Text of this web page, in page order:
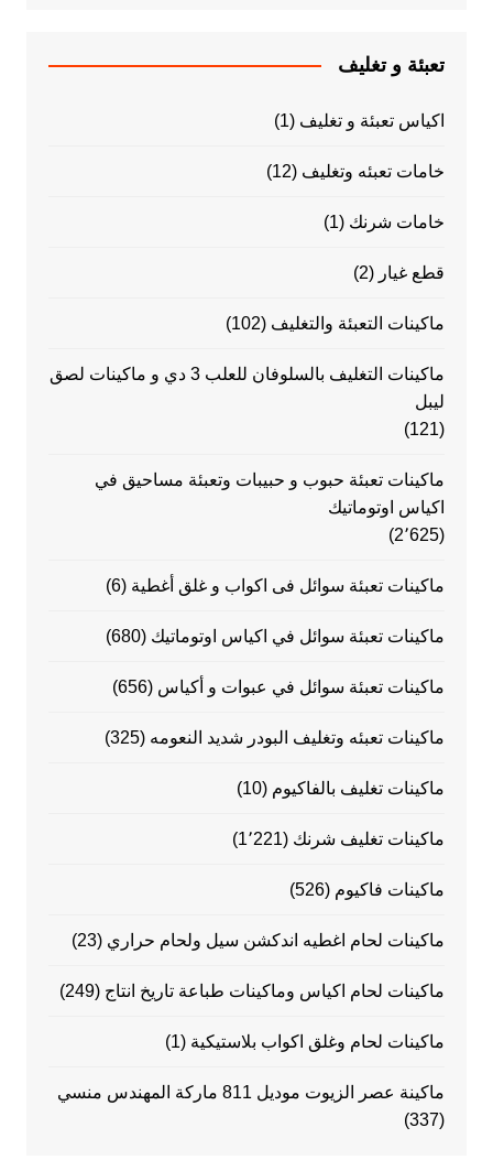
تعبئة و تغليف
اكياس تعبئة و تغليف (1)
خامات تعبئه وتغليف (12)
خامات شرنك (1)
قطع غيار (2)
ماكينات التعبئة والتغليف (102)
ماكينات التغليف بالسلوفان للعلب 3 دي و ماكينات لصق
ليبل
(121)
ماكينات تعبئة حبوب و حبيبات وتعبئة مساحيق في
اكياس اوتوماتيك
(2٬625)
ماكينات تعبئة سوائل فى اكواب و غلق أغطية (6)
ماكينات تعبئة سوائل في اكياس اوتوماتيك (680)
ماكينات تعبئة سوائل في عبوات و أكياس (656)
ماكينات تعبئه وتغليف البودر شديد النعومه (325)
ماكينات تغليف بالفاكيوم (10)
ماكينات تغليف شرنك (1٬221)
ماكينات فاكيوم (526)
ماكينات لحام اغطيه اندكشن سيل ولحام حراري (23)
ماكينات لحام اكياس وماكينات طباعة تاريخ انتاج (249)
ماكينات لحام وغلق اكواب بلاستيكية (1)
ماكينة عصر الزيوت موديل 811 ماركة المهندس منسي
(337)